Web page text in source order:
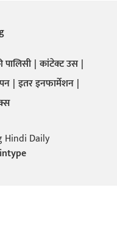
कांटेक्ट उस
इतर इनफार्मेशन
Hindi Daily